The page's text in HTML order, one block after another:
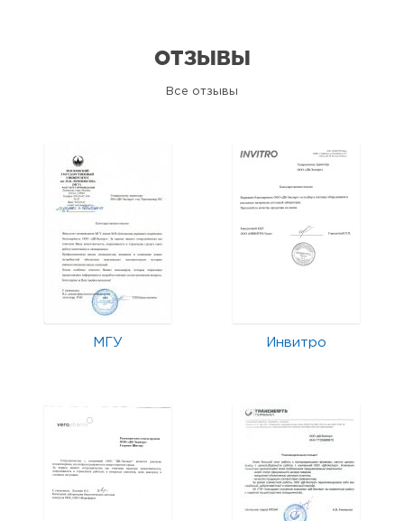
ОТЗЫВЫ
Все отзывы
МГУ Инвитро